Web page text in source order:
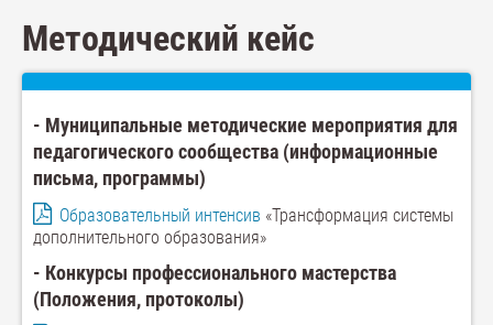
Методический кейс
- Муниципальные методические мероприятия для
педагогического сообщества (информационные
письма, программы)
Образовательный интенсив «Трансформация системы
дополнительного образования»
- Конкурсы профессионального мастерства
(Положения, протоколы)